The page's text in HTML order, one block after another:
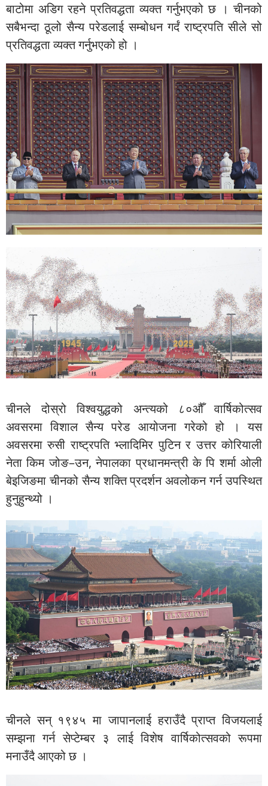
बाटोमा अडिग रहने प्रतिवद्धता व्यक्त गर्नुभएको छ । चीनको
सबैभन्दा ठूलो सैन्य परेडलाई सम्बोधन गर्दं राष्ट्रपति सीले सो
प्रतिवद्धता व्यक्त गर्नुभएको हो ।
चीनले दोस्रो विश्वयुद्धको अन्त्यको ८०औँ वार्षिकोत्सव
अवसरमा विशाल सैन्य परेड आयोजना गरेको हो । यस
अवसरमा रुसी राष्ट्रपति भ्लादिमिर पुटिन र उत्तर कोरियाली
नेता किम जोङ–उन, नेपालका प्रधानमन्त्री के पि शर्मा ओली
बेइजिङमा चीनको सैन्य शक्ति प्रदर्शन अवलोकन गर्न उपस्थित
हुनुहुन्थ्यो ।
चीनले सन् १९४५ मा जापानलाई हराउँदै प्राप्त विजयलाई
सम्झना गर्न सेप्टेम्बर ३ लाई विशेष वार्षिकोत्सवको रूपमा
मनाउँदै आएको छ ।